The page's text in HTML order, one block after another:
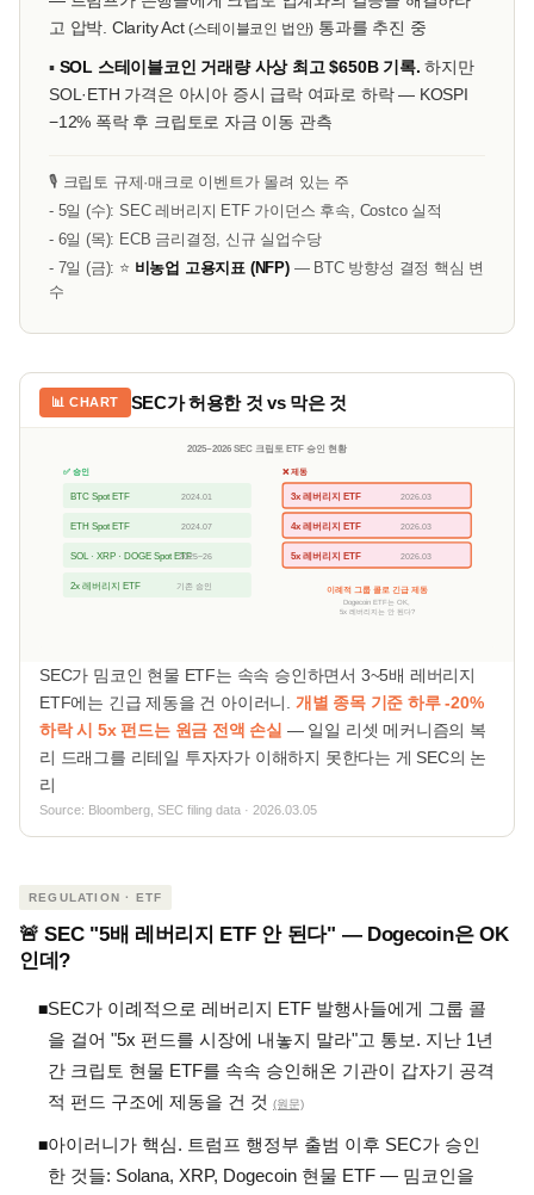
고 압박. Clarity Act(스테이블코인 법안) 통과를 추진 중
▪ SOL 스테이블코인 거래량 사상 최고 $650B 기록. 하지만
SOL·ETH 가격은 아시아 증시 급락 여파로 하락 — KOSPI
−12% 폭락 후 크립토로 자금 이동 관측
🎙️ 크립토 규제·매크로 이벤트가 몰려 있는 주
- 5일 (수): SEC 레버리지 ETF 가이던스 후속, Costco 실적
- 6일 (목): ECB 금리결정, 신규 실업수당
- 7일 (금): ⭐ 비농업 고용지표 (NFP)— BTC 방향성 결정 핵심 변
수
📊 CHART SEC가 허용한 것 vs 막은 것
2025~2026 SEC 크립토 ETF 승인 현황
✅ 승인
BTC Spot ETF 2024.01
ETH Spot ETF 2024.07
SOL · XRP · DOGE Spot ETF2025~26
2x 레버리지 ETF 기존 승인
❌ 제동
3x 레버리지 ETF 2026.03
4x 레버리지 ETF 2026.03
5x 레버리지 ETF 2026.03
이례적 그룹 콜로 긴급 제동
Dogecoin ETF는 OK,
5x 레버리지는 안 된다?
SEC가 밈코인 현물 ETF는 속속 승인하면서 3~5배 레버리지
ETF에는 긴급 제동을 건 아이러니. 개별 종목 기준 하루 -20%
하락 시 5x 펀드는 원금 전액 손실 — 일일 리셋 메커니즘의 복
리 드래그를 리테일 투자자가 이해하지 못한다는 게 SEC의 논
리
Source: Bloomberg, SEC filing data · 2026.03.05
REGULATION · ETF
🚨 SEC "5배 레버리지 ETF 안 된다" — Dogecoin은 OK
인데?
◾SEC가 이례적으로 레버리지 ETF 발행사들에게 그룹 콜
을 걸어 "5x 펀드를 시장에 내놓지 말라"고 통보. 지난 1년
간 크립토 현물 ETF를 속속 승인해온 기관이 갑자기 공격
적 펀드 구조에 제동을 건 것 (원문)
◾아이러니가 핵심. 트럼프 행정부 출범 이후 SEC가 승인
한 것들: Solana, XRP, Dogecoin 현물 ETF — 밈코인을